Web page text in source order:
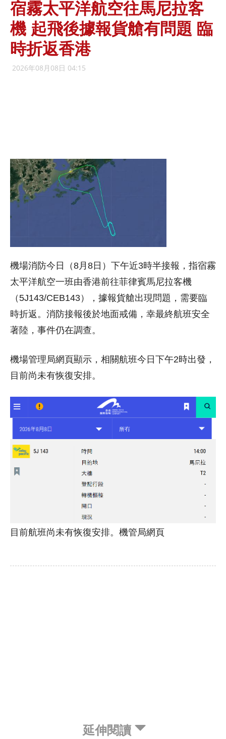
宿霧太平洋航空往馬尼拉客
機 起飛後據報貨艙有問題 臨
時折返香港
2026年08月08日 04:15
機場消防今日（8月8日）下午近3時半接報，指宿霧
太平洋航空一班由香港前往菲律賓馬尼拉客機
（5J143/CEB143），據報貨艙出現問題，需要臨
時折返。消防接報後於地面戒備，幸最終航班安全
著陸，事件仍在調查。
機場管理局網頁顯示，相關航班今日下午2時出發，
目前尚未有恢復安排。
目前航班尚未有恢復安排。機管局網頁
延伸閱讀